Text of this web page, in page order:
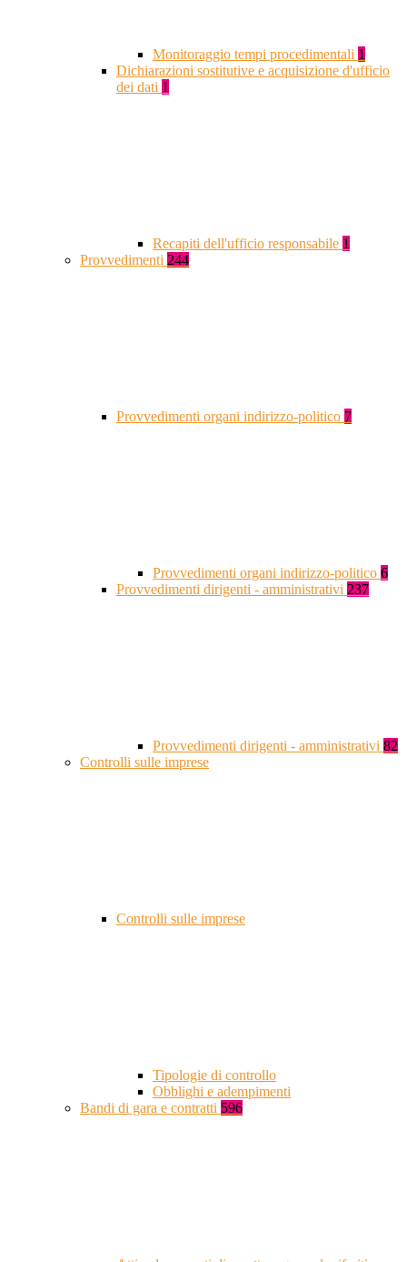
Monitoraggio tempi procedimentali 1
Dichiarazioni sostitutive e acquisizione d'ufficio
dei dati 1
Recapiti dell'ufficio responsabile 1
Provvedimenti 244
Provvedimenti organi indirizzo-politico 7
Provvedimenti organi indirizzo-politico 6
Provvedimenti dirigenti - amministrativi 237
Provvedimenti dirigenti - amministrativi 82
Controlli sulle imprese
Controlli sulle imprese
Tipologie di controllo
Obblighi e adempimenti
Bandi di gara e contratti 596